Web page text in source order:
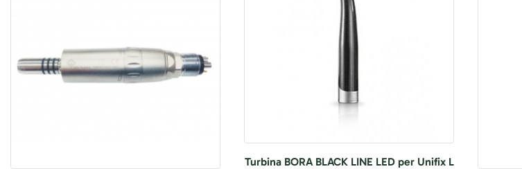
Turbina BORA BLACK LINE LED per Unifix L